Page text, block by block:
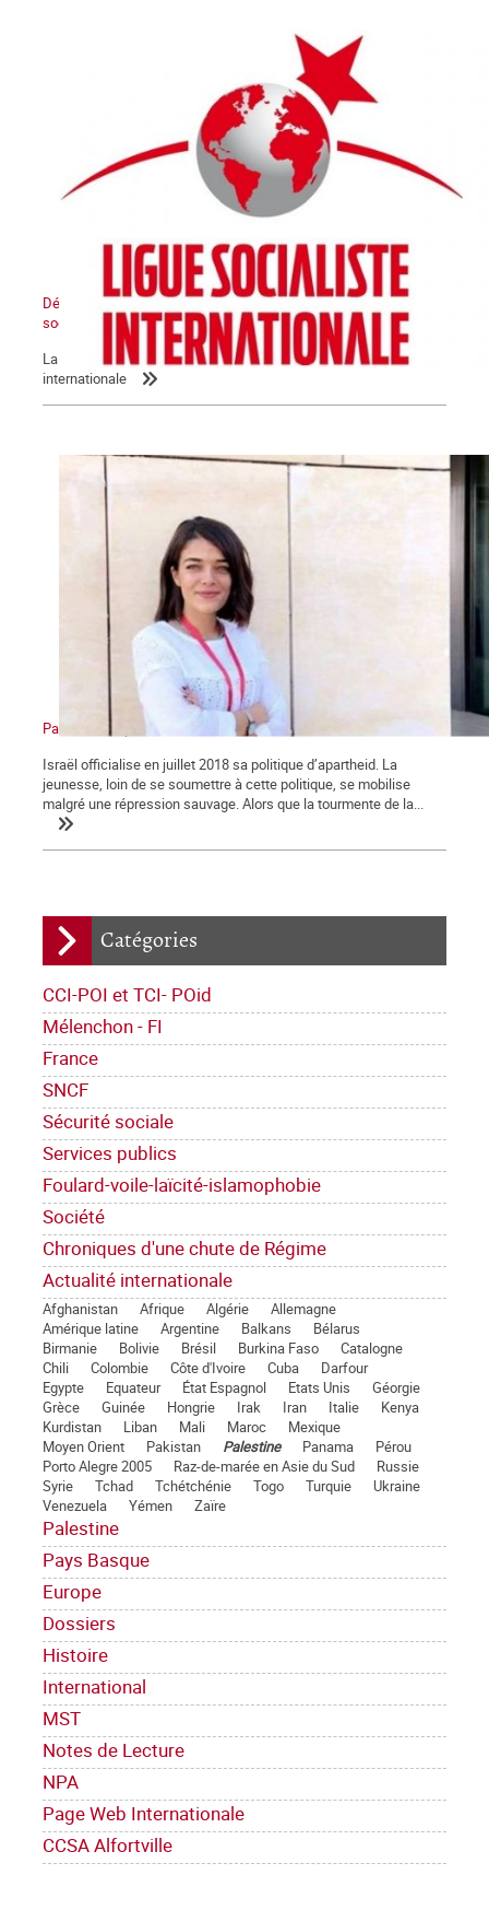
Catégories
CCI-POI et TCI- POid
Mélenchon - FI
France
SNCF
Sécurité sociale
Services publics
Foulard-voile-laïcité-islamophobie
Société
Chroniques d'une chute de Régime
Actualité internationale
Afghanistan Afrique Algérie
Allemagne
Amérique latine
Argentine Balkans
Bélarus
Birmanie
Bolivie Brésil Burkina Faso
Catalogne
Chili
Colombie Côte d'Ivoire Cuba
Darfour
Egypte
Equateur État Espagnol Etats Unis
Géorgie
Grèce
Guinée Hongrie Irak Iran Italie
Kenya
Kurdistan
Liban Mali Maroc
Mexique
Moyen Orient
Pakistan Palestine Panama
Pérou
Porto Alegre 2005
Raz-de-marée en Asie du Sud
Russie
Syrie
Tchad Tchétchénie Togo Turquie
Ukraine
Venezuela
Yémen Zaïre
Palestine
Pays Basque
Europe
Dossiers
Histoire
International
MST
Notes de Lecture
NPA
Page Web Internationale
CCSA Alfortville
Déclaration de la LIS : L’Etat sioniste sera détruit, un Moyen-Orient
socialiste renaîtra de ses cendres
La Commune relaie la déclaration de la Ligue socialiste
internationale
Palestine : l’apartheid sioniste en action
Israël officialise en juillet 2018 sa politique d’apartheid. La
jeunesse, loin de se soumettre à cette politique, se mobilise
malgré une répression sauvage. Alors que la tourmente de la...